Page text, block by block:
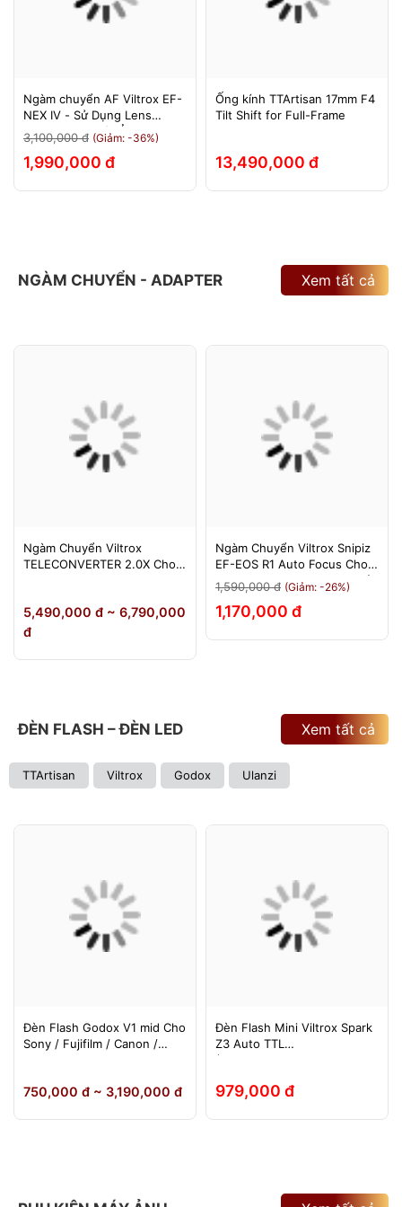
Ngàm chuyển AF Viltrox EF-
NEX IV - Sử Dụng Lens
Canon Trên Máy Ảnh Sony
E-Mount - Bảo Hành 12
Tháng.
3,100,000 đ (Giảm: -36%)
1,990,000 đ
Ống kính TTArtisan 17mm F4
Tilt Shift for Full-Frame
13,490,000 đ
NGÀM CHUYỂN - ADAPTER Xem tất cả
Ngàm Chuyển Viltrox
TELECONVERTER 2.0X Cho
Tháng
5,490,000 đ ~ 6,790,000
đ
Ngàm Chuyển Viltrox Snipiz
EF-EOS R1 Auto Focus Cho
Canon EOS R/RP/R5/R6 - Bảo
Hành 12 Tháng 1 Đổi 1
1,590,000 đ (Giảm: -26%)
1,170,000 đ
ĐÈN FLASH – ĐÈN LED
TTArtisan Viltrox Godox Ulanzi
Xem tất cả
Đèn Flash Godox V1 mid Cho
Sony / Fujifilm / Canon /
750,000 đ ~ 3,190,000 đ
Đèn Flash Mini Viltrox Spark
Z3 Auto TTL
(Fuji/Sony/Canon/Nikon)
979,000 đ